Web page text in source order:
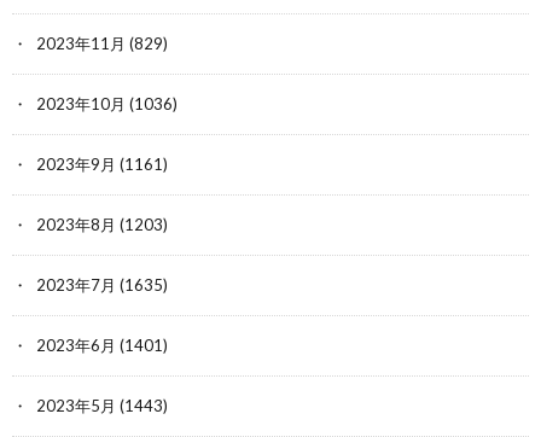
2023年11月 (829)
2023年10月 (1036)
2023年9月 (1161)
2023年8月 (1203)
2023年7月 (1635)
2023年6月 (1401)
2023年5月 (1443)